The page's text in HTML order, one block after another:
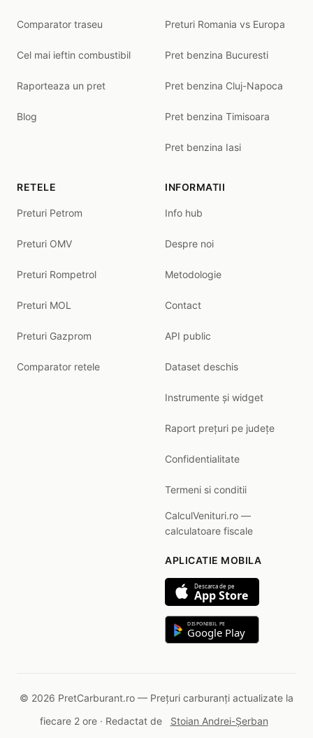
Comparator traseu
Cel mai ieftin combustibil
Raporteaza un pret
Blog
Preturi Romania vs Europa
Pret benzina Bucuresti
Pret benzina Cluj-Napoca
Pret benzina Timisoara
Pret benzina Iasi
RETELE
Preturi Petrom
Preturi OMV
Preturi Rompetrol
Preturi MOL
Preturi Gazprom
Comparator retele
INFORMATII
Info hub
Despre noi
Metodologie
Contact
API public
Dataset deschis
Instrumente și widget
Raport prețuri pe județe
Confidentialitate
Termeni si conditii
CalculVenituri.ro —
calculatoare fiscale
APLICATIE MOBILA
Descarca de pe
App Store
DISPONIBIL PE
Google Play
© 2026 PretCarburant.ro — Prețuri carburanți actualizate la
fiecare 2 ore · Redactat de
Stoian Andrei-Șerban